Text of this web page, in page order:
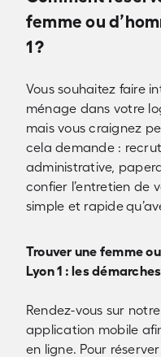
femme ou
1 ?
Vous souhaitez faire
ménage dans votre
mais vous craignez
cela demande :
administrative,
confier l’entretien de
simple et rapide
Trouver une femme
Lyon 1 : les
Rendez-vous sur
application mobile
en ligne. Pour